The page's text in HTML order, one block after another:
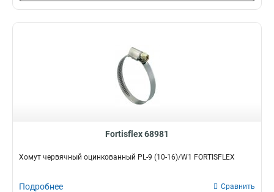
Fortisflex 68981
Хомут червячный оцинкованный PL-9 (10-16)/W1 FORTISFLEX
Подробнее Сравнить